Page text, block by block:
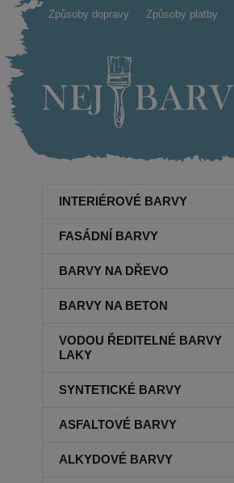
Způsoby dopravy Způsoby platby
INTERIÉROVÉ BARVY
FASÁDNÍ BARVY
BARVY NA DŘEVO
BARVY NA BETON
VODOU ŘEDITELNÉ BARVY
LAKY
SYNTETICKÉ BARVY
ASFALTOVÉ BARVY
ALKYDOVÉ BARVY